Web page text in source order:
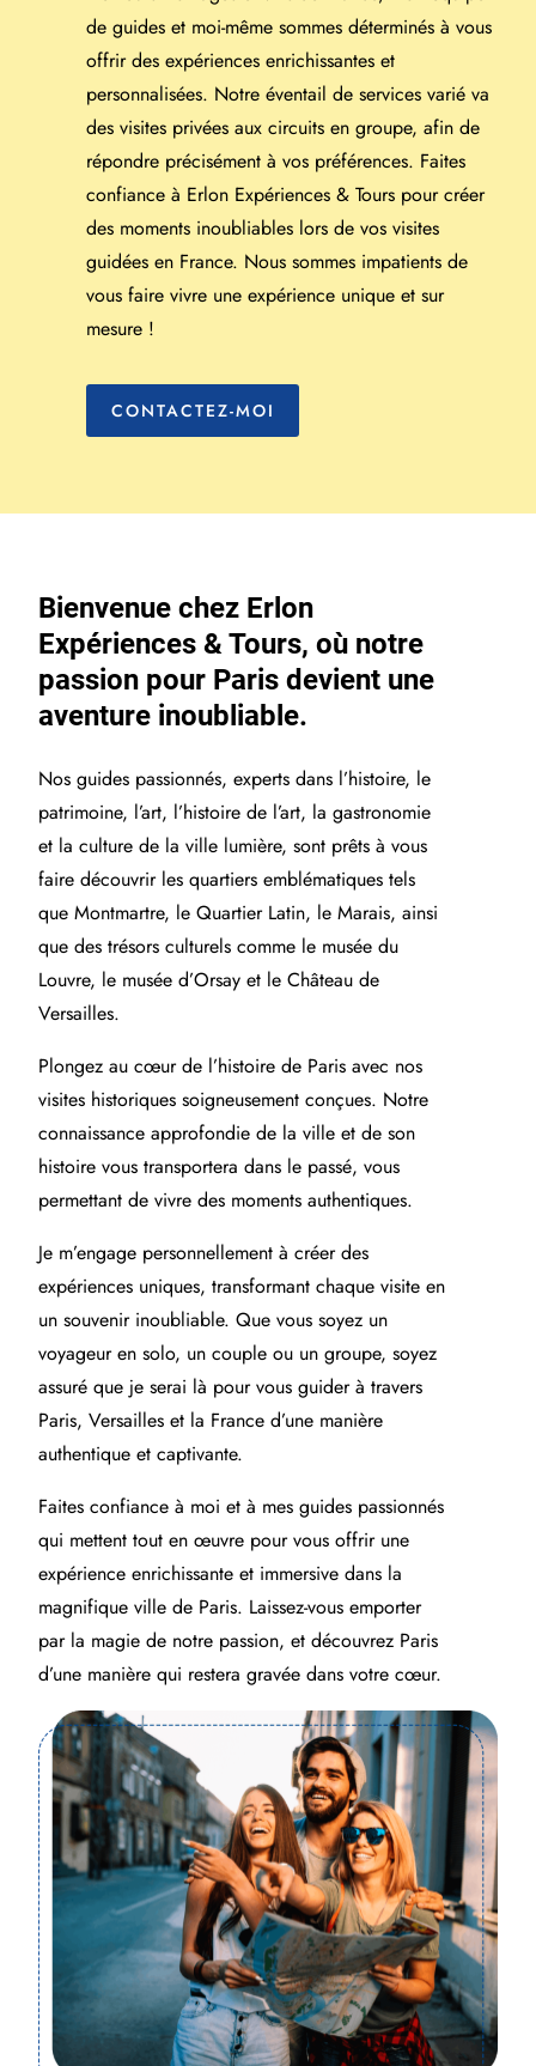
de guides et moi-même sommes déterminés à vous
offrir des expériences enrichissantes et
personnalisées. Notre éventail de services varié va
des visites privées aux circuits en groupe, afin de
répondre précisément à vos préférences. Faites
confiance à Erlon Expériences & Tours pour créer
des moments inoubliables lors de vos visites
guidées en France. Nous sommes impatients de
vous faire vivre une expérience unique et sur
mesure !
CONTACTEZ-MOI
Bienvenue chez Erlon
Expériences & Tours, où notre
passion pour Paris devient une
aventure inoubliable.
Nos guides passionnés, experts dans l’histoire, le
patrimoine, l’art, l’histoire de l’art, la gastronomie
et la culture de la ville lumière, sont prêts à vous
faire découvrir les quartiers emblématiques tels
que Montmartre, le Quartier Latin, le Marais, ainsi
que des trésors culturels comme le musée du
Louvre, le musée d’Orsay et le Château de
Versailles.
Plongez au cœur de l’histoire de Paris avec nos
visites historiques soigneusement conçues. Notre
connaissance approfondie de la ville et de son
histoire vous transportera dans le passé, vous
permettant de vivre des moments authentiques.
Je m’engage personnellement à créer des
expériences uniques, transformant chaque visite en
un souvenir inoubliable. Que vous soyez un
voyageur en solo, un couple ou un groupe, soyez
assuré que je serai là pour vous guider à travers
Paris, Versailles et la France d’une manière
authentique et captivante.
Faites confiance à moi et à mes guides passionnés
qui mettent tout en œuvre pour vous offrir une
expérience enrichissante et immersive dans la
magnifique ville de Paris. Laissez-vous emporter
par la magie de notre passion, et découvrez Paris
d’une manière qui restera gravée dans votre cœur.